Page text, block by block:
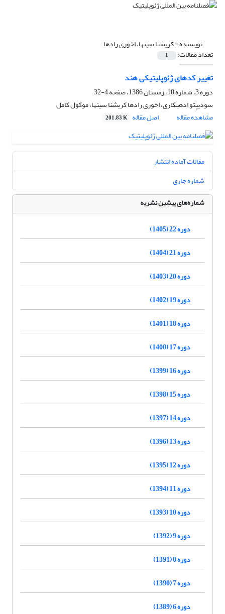
نویسنده =کریشنا سینها، اخوری رادها
تعداد مقالات: 1
تغییر کدهای ژئوپلیتیکی هند
دوره 3، شماره 10، زمستان 1386، صفحه
4-32
سودیپتو ادهیکاری، اخوری رادها کریشنا سینها، موکول کامل
مشاهده مقاله
اصل مقاله 201.83 K
مقالات آماده انتشار
شماره جاری
شماره‌های پیشین نشریه
دوره 22 (1405)
دوره 21 (1404)
دوره 20 (1403)
دوره 19 (1402)
دوره 18 (1401)
دوره 17 (1400)
دوره 16 (1399)
دوره 15 (1398)
دوره 14 (1397)
دوره 13 (1396)
دوره 12 (1395)
دوره 11 (1394)
دوره 10 (1393)
دوره 9 (1392)
دوره 8 (1391)
دوره 7 (1390)
دوره 6 (1389)